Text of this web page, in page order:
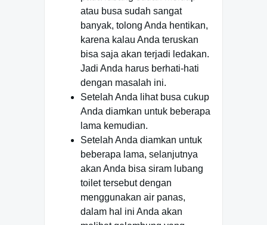
atau busa sudah sangat
banyak, tolong Anda hentikan,
karena kalau Anda teruskan
bisa saja akan terjadi ledakan.
Jadi Anda harus berhati-hati
dengan masalah ini.
Setelah Anda lihat busa cukup
Anda diamkan untuk beberapa
lama kemudian.
Setelah Anda diamkan untuk
beberapa lama, selanjutnya
akan Anda bisa siram lubang
toilet tersebut dengan
menggunakan air panas,
dalam hal ini Anda akan